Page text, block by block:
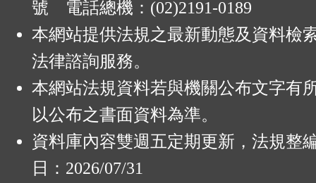
號 電話總機：(02)2191-0189
本網站提供法規之最新動態及資料檢
法律諮詢服務。
本網站法規資料若與機關公布文字有
以公布之書面資料為準。
資料庫內容雙週五定期更新，法規整
日：2026/07/31